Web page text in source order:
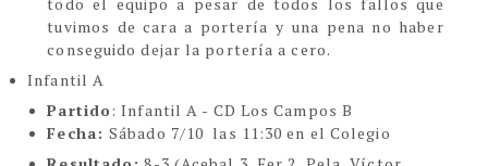
todo el equipo a pesar de todos los fallos que
tuvimos de cara a portería y una pena no haber
conseguido dejar la portería a cero.
Infantil A
Partido: Infantil A - CD Los Campos B
Fecha:Sábado 7/10 las 11:30 en el Colegio